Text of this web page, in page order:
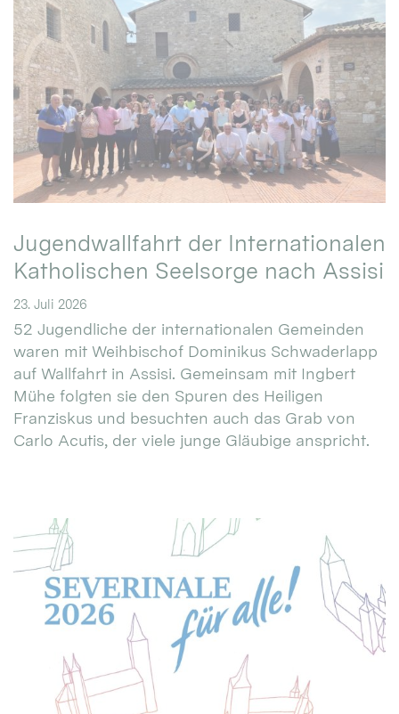
Jugendwallfahrt der Internationalen
Katholischen Seelsorge nach Assisi
23. Juli 2026
52 Jugendliche der internationalen Gemeinden
waren mit Weihbischof Dominikus Schwaderlapp
auf Wallfahrt in Assisi. Gemeinsam mit Ingbert
Mühe folgten sie den Spuren des Heiligen
Franziskus und besuchten auch das Grab von
Carlo Acutis, der viele junge Gläubige anspricht.